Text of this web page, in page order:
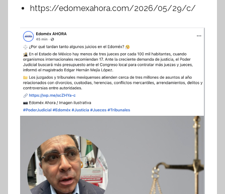
https://edomexahora.com/2026/05/29/c/